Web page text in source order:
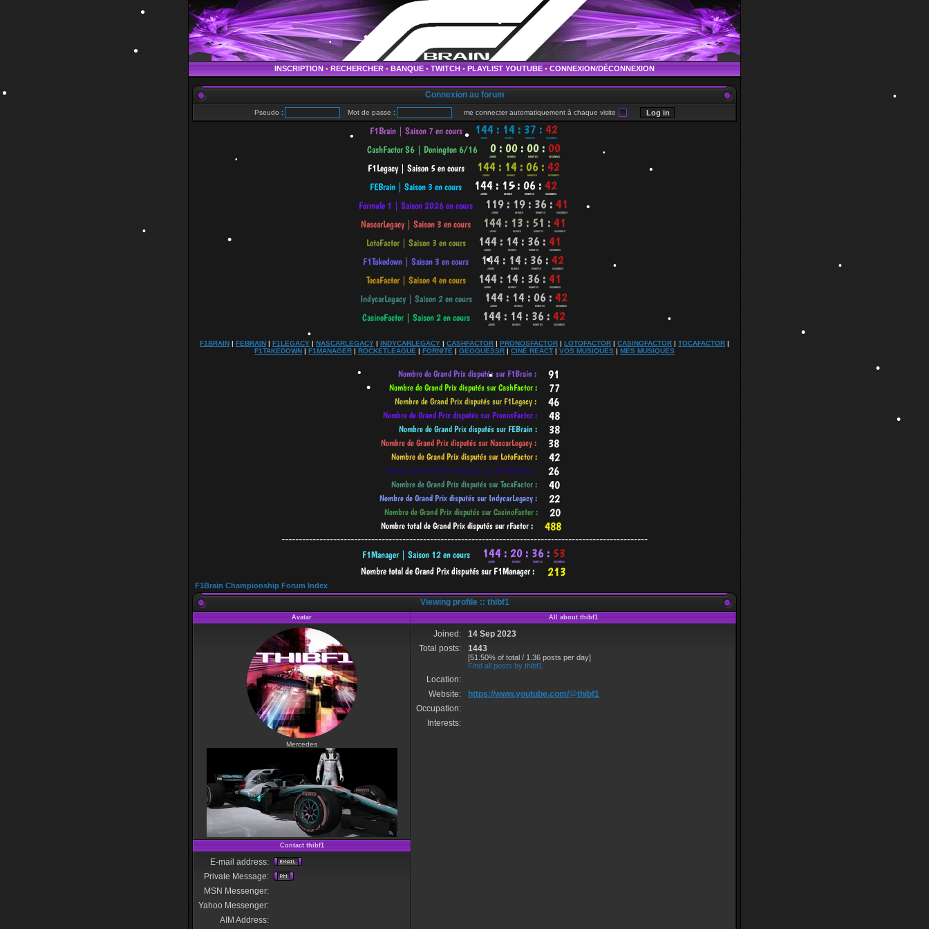
INSCRIPTION • RECHERCHER • BANQUE • TWITCH • PLAYLIST YOUTUBE • CONNEXION/DÉCONNEXION
Connexion au forum
Pseudo : Mot de passe : me connecter automatiquement à chaque visite
F1BRAIN | FEBRAIN | F1LEGACY | NASCARLEGACY | INDYCARLEGACY | CASHFACTOR | PRONOSFACTOR | LOTOFACTOR | CASINOFACTOR | TOCAFACTOR |
F1TAKEDOWN | F1MANAGER | ROCKETLEAGUE | FORNITE | GEOGUESSR | CINÉ REACT | VOS MUSIQUES | MES MUSIQUES
----------------------------------------------------------------------------------------------------------
F1Brain Championship Forum Index
Viewing profile :: thibf1
Avatar All about thibf1
Mercedes
Joined:
14 Sep 2023
Total posts:
1443
[51.50% of total / 1.36 posts per day]
Find all posts by thibf1
Location:
Website:
https://www.youtube.com/@thibf1
Occupation:
Interests:
Contact thibf1
E-mail address:
Private Message:
MSN Messenger:
Yahoo Messenger:
AIM Address:
•
•
•
•
•
•
• •
•
•
•
•
•